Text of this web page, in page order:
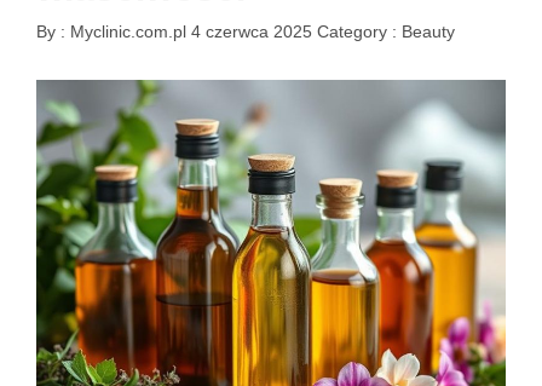
By : Myclinic.com.pl 4 czerwca 2025 Category : Beauty